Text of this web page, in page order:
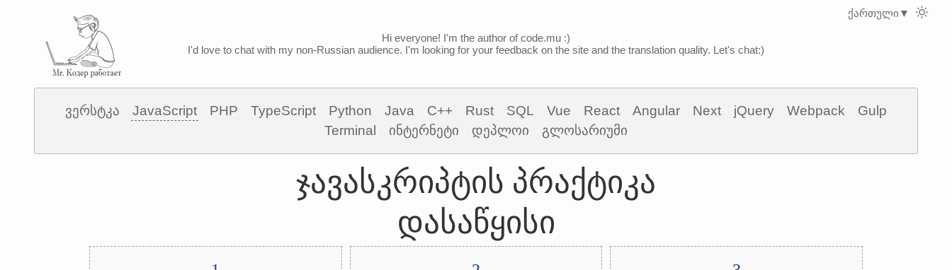
Hi everyone! I'm the author of code.mu :)
I'd love to chat with my non-Russian audience. I'm looking for your feedback on the site and the translation quality. Let's chat:)
ვერსტკა JavaScript PHP TypeScript Python Java C++ Rust SQL Vue React Angular Next jQuery Webpack
Gulp
Terminal
ინტერნეტი დეპლოი გლოსარიუმი
ჯავასკრიპტის პრაქტიკა
დასაწყისი
ქართული ▼